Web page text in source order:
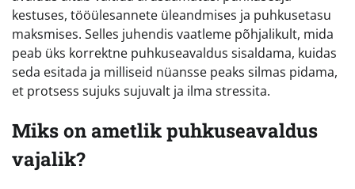
kestuses, tööülesannete üleandmises ja puhkusetasu
maksmises. Selles juhendis vaatleme põhjalikult, mida
peab üks korrektne puhkuseavaldus sisaldama, kuidas
seda esitada ja milliseid nüansse peaks silmas pidama,
et protsess sujuks sujuvalt ja ilma stressita.
Miks on ametlik puhkuseavaldus
vajalik?